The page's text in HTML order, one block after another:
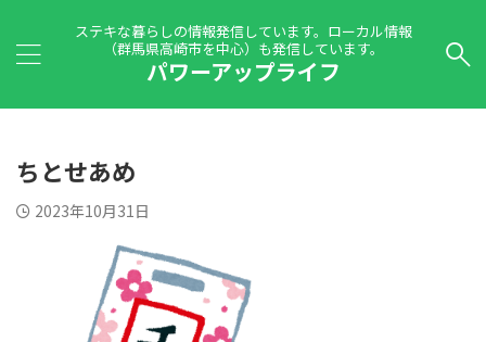
ステキな暮らしの情報発信しています。ローカル情報
（群馬県高崎市を中心）も発信しています。
パワーアップライフ
ちとせあめ
2023年10月31日